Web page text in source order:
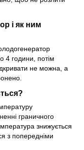
і як ним
4 години, потім
не можна, а
граничного
знижується
з попередніми